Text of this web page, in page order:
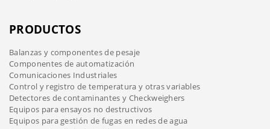
PRODUCTOS
Balanzas y componentes de pesaje
Componentes de automatización
Comunicaciones Industriales
Control y registro de temperatura y otras variables
Detectores de contaminantes y Checkweighers
Equipos para ensayos no destructivos
Equipos para gestión de fugas en redes de agua